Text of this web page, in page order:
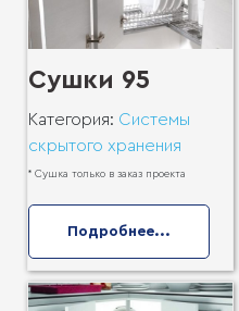
Сушки 95
Категория: Системы
скрытого хранения
* Сушка только в заказ проекта
Подробнее...